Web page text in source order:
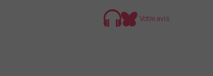
Votre avis